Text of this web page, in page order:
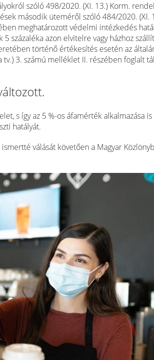
szóló 498/2020. (XI. 13.) Korm.
második üteméről szóló 484/2020. (XI.
meghatározott védelmi intézkedés
százaléka azon elvitelre vagy házhoz
történő értékesítés esetén az
3. számú melléklet II. részében foglalt
s így az 5 %-os áfamérték alkalmazása is
hatályát.
válását követően a Magyar